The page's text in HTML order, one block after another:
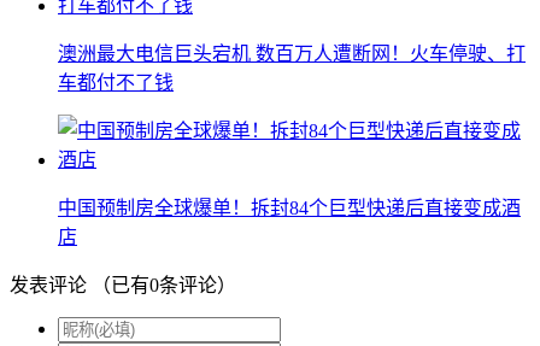
澳洲最大电信巨头宕机 数百万人遭断网！火车停驶、打
车都付不了钱
中国预制房全球爆单！拆封84个巨型快递后直接变成酒
店
发表评论 （已有0条评论）